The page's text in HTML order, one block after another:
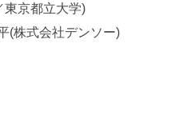
東京都立大学)
(株式会社デンソー)